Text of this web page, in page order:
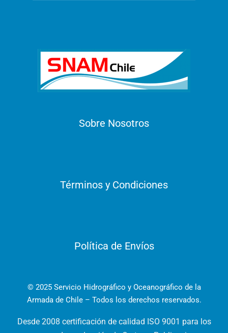
Sobre Nosotros
Términos y Condiciones
Política de Envíos
© 2025 Servicio Hidrográfico y Oceanográfico de la
Armada de Chile – Todos los derechos reservados.
Desde 2008 certificación de calidad ISO 9001 para los